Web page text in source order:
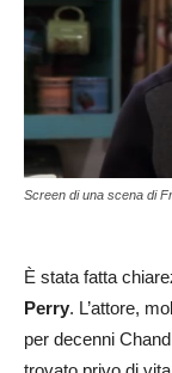
Screen di una scena di
È stata fatta
Perry. L’attore,
per decenni